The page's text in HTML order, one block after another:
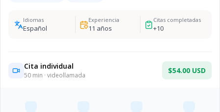
Idiomas
Español
Experiencia
11 años
Citas completadas
+10
Cita individual
50 min · videollamada
$54.00 USD